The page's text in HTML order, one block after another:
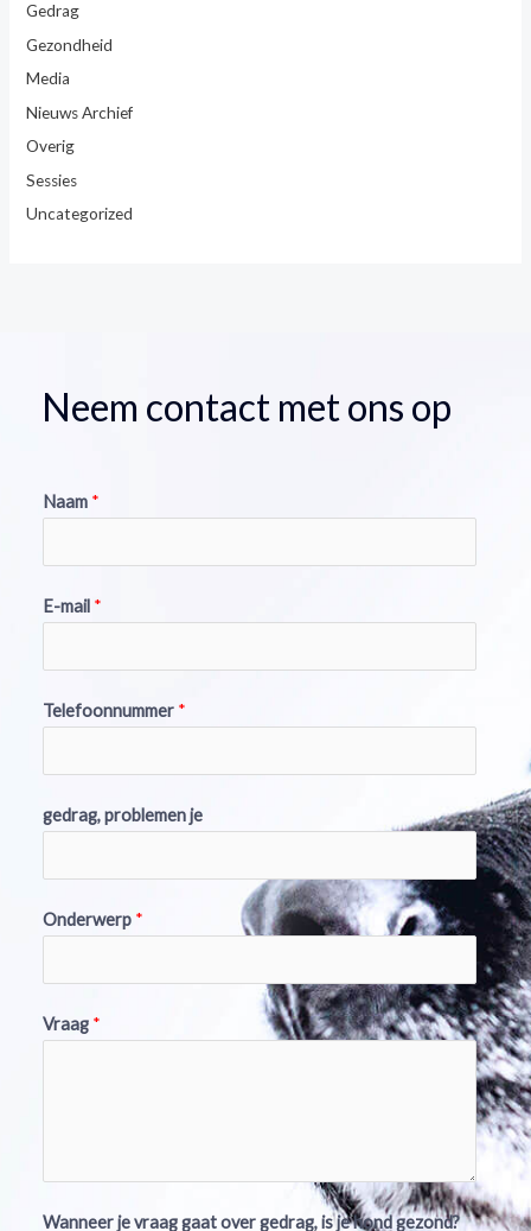
Gedrag
Gezondheid
Media
Nieuws Archief
Overig
Sessies
Uncategorized
Neem contact met ons op
Naam *
E-mail *
Telefoonnummer *
gedrag, problemen je
Onderwerp *
Vraag *
Wanneer je vraag gaat over gedrag, is je hond gezond?